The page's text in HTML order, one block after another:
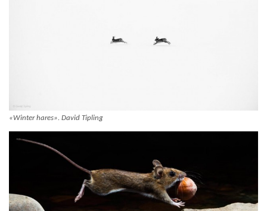
«Winter hares». David Tipling